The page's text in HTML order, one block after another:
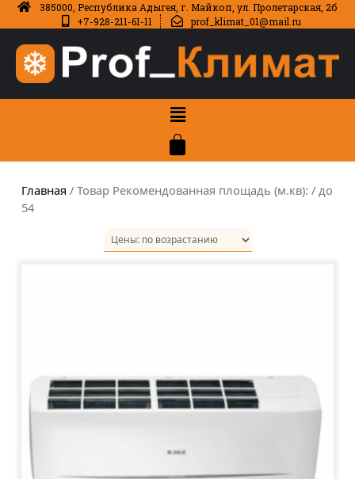
385000, Республика Адыгея, г. Майкоп, ул. Пролетарская, 2б
+7-928-211-61-11
prof_klimat_01@mail.ru
Главная / Товар Рекомендованная площадь (м.кв): / до
54